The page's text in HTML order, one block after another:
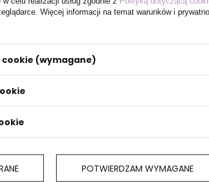
Więcej informacji na temat warunków i
(wymagane)
POTWIERDZAM WYMAGANE